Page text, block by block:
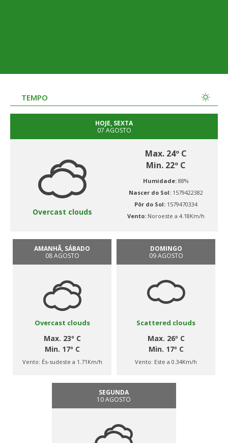
TEMPO
HOJE, SEXTA
07 AGOSTO
Overcast clouds
Max. 24º C
Min. 22º C
Humidade: 88%
Nascer do Sol: 1579422382
Pôr do Sol: 1579470334
Vento: Noroeste a 4.18Km/h
AMANHÃ, SÁBADO
08 AGOSTO
Overcast clouds
Max. 23º C
Min. 17º C
Vento: És-sudeste a 1.71Km/h
DOMINGO
09 AGOSTO
Scattered clouds
Max. 26º C
Min. 17º C
Vento: Este a 0.34Km/h
SEGUNDA
10 AGOSTO